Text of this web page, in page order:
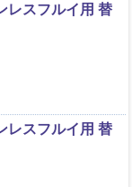
レスフルイ用 替
レスフルイ用 替